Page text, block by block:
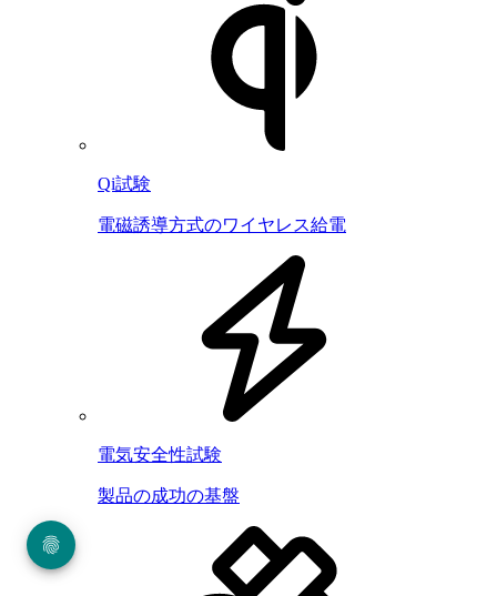
Qi試験
電磁誘導方式のワイヤレス給電
電気安全性試験
製品の成功の基盤